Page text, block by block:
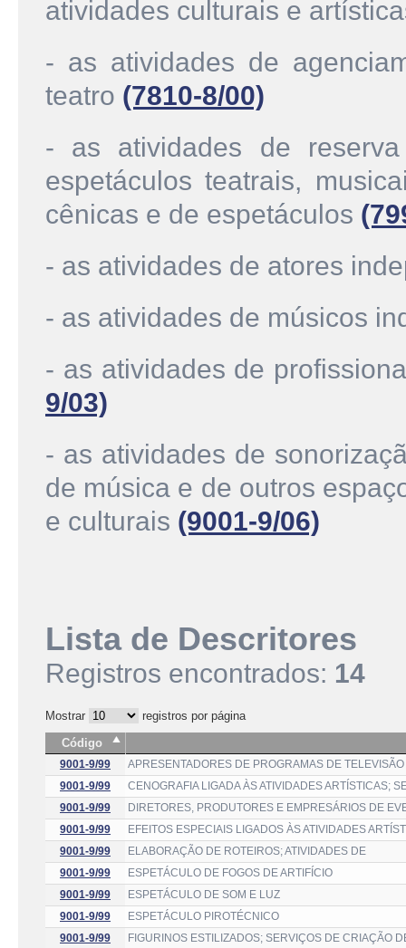
atividades culturais e
- as atividades de
teatro (7810-8/00)
- as atividades de
espetáculos teatrais,
cênicas e de espetáculos
- as atividades de atores
- as atividades de músicos
- as atividades de
9/03)
- as atividades de
de música e de outros
e culturais (9001-9/06)
Lista de Descritores
Registros encontrados: 14
Mostrar
registros por página
Código
9001-9/99
APRESENTADORES DE PROGRAMAS DE
9001-9/99
CENOGRAFIA LIGADA ÀS ATIVIDADES ARTÍSTICAS;
9001-9/99
DIRETORES, PRODUTORES E EMPRESÁRIOS DE
9001-9/99
EFEITOS ESPECIAIS LIGADOS ÀS ATIVIDADES
9001-9/99
ELABORAÇÃO DE ROTEIROS; ATIVIDADES DE
9001-9/99
ESPETÁCULO DE FOGOS DE ARTIFÍCIO
9001-9/99
ESPETÁCULO DE SOM E LUZ
9001-9/99
ESPETÁCULO PIROTÉCNICO
9001-9/99
FIGURINOS ESTILIZADOS; SERVIÇOS DE CRIAÇÃO